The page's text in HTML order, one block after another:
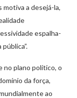
motiva a desejá-la,
espalha-
no plano político, o
da força,
ao